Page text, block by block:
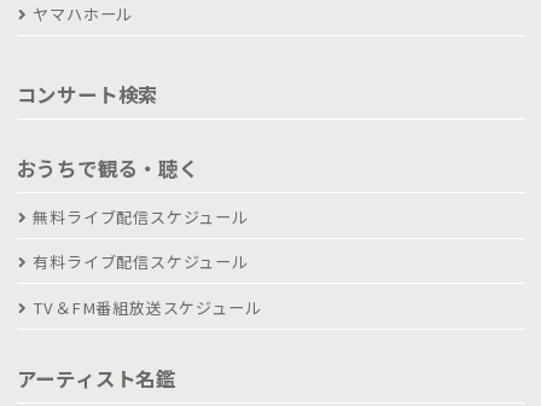
ヤマハホール
コンサート検索
おうちで観る・聴く
無料ライブ配信スケジュール
有料ライブ配信スケジュール
TV＆FM番組放送スケジュール
アーティスト名鑑